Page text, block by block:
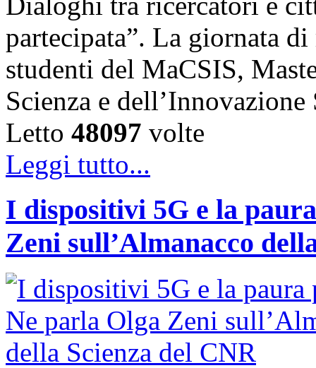
partecipata”. La giornata
studenti del MaCSIS,
Scienza e
Letto 48097 volte
Leggi tutto...
I dispositivi 5G e la
Zeni sull’Almanacco